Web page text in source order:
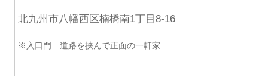
北九州市八幡西区楠橋南1丁目8-16
※入口門 道路を挟んで正面の一軒家